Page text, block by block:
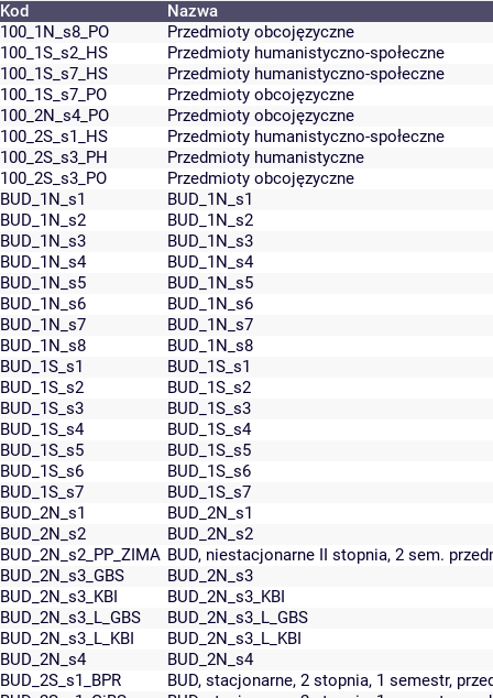
Kod
Nazwa
100_1N_s8_PO
Przedmioty obcojęzyczne
100_1S_s2_HS
Przedmioty humanistyczno-społeczne
100_1S_s7_HS
Przedmioty humanistyczno-społeczne
100_1S_s7_PO
Przedmioty obcojęzyczne
100_2N_s4_PO
Przedmioty obcojęzyczne
100_2S_s1_HS
Przedmioty humanistyczno-społeczne
100_2S_s3_PH
Przedmioty humanistyczne
100_2S_s3_PO
Przedmioty obcojęzyczne
BUD_1N_s1
BUD_1N_s1
BUD_1N_s2
BUD_1N_s2
BUD_1N_s3
BUD_1N_s3
BUD_1N_s4
BUD_1N_s4
BUD_1N_s5
BUD_1N_s5
BUD_1N_s6
BUD_1N_s6
BUD_1N_s7
BUD_1N_s7
BUD_1N_s8
BUD_1N_s8
BUD_1S_s1
BUD_1S_s1
BUD_1S_s2
BUD_1S_s2
BUD_1S_s3
BUD_1S_s3
BUD_1S_s4
BUD_1S_s4
BUD_1S_s5
BUD_1S_s5
BUD_1S_s6
BUD_1S_s6
BUD_1S_s7
BUD_1S_s7
BUD_2N_s1
BUD_2N_s1
BUD_2N_s2
BUD_2N_s2
BUD_2N_s2_PP_ZIMA BUD, niestacjonarne II stopnia, 2 sem.
BUD_2N_s3_GBS
BUD_2N_s3
BUD_2N_s3_KBI
BUD_2N_s3_KBI
BUD_2N_s3_L_GBS
BUD_2N_s3_L_GBS
BUD_2N_s3_L_KBI
BUD_2N_s3_L_KBI
BUD_2N_s4
BUD_2N_s4
BUD_2S_s1_BPR
BUD, stacjonarne, 2 stopnia, 1 semestr,